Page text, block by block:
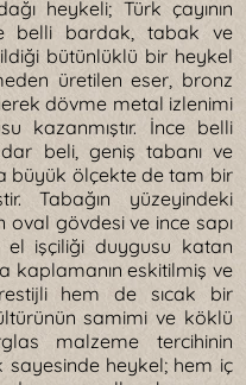
heykeli; Türk çayının
belli bardak, tabak ve
bütünlüklü bir heykel
üretilen eser, bronz
dövme metal izlenimi
kazanmıştır. İnce belli
beli, geniş tabanı ve
büyük ölçekte de tam bir
Tabağın yüzeyindeki
oval gövdesi ve ince sapı
el işçiliği duygusu katan
kaplamanın eskitilmiş ve
hem de sıcak bir
samimi ve köklü
malzeme tercihinin
sayesinde heykel; hem iç